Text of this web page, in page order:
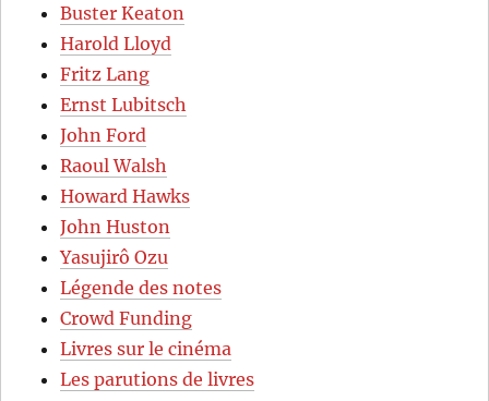
Buster Keaton
Harold Lloyd
Fritz Lang
Ernst Lubitsch
John Ford
Raoul Walsh
Howard Hawks
John Huston
Yasujirô Ozu
Légende des notes
Crowd Funding
Livres sur le cinéma
Les parutions de livres